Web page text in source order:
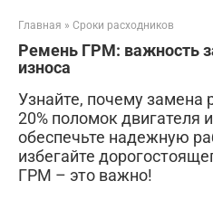
Главная » Сроки расходников
Ремень ГРМ: важность
износа
Узнайте, почему
20% поломок двигателя
обеспечьте надежную
избегайте
ГРМ – это важно!